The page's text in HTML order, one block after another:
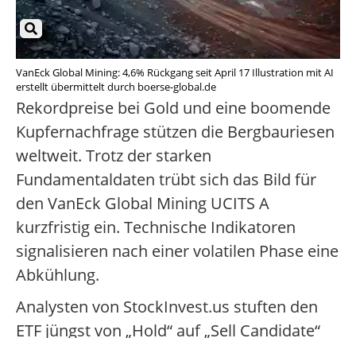
VanEck Global Mining: 4,6% Rückgang seit April 17 Illustration mit AI
erstellt übermittelt durch boerse-global.de
Rekordpreise bei Gold und eine boomende
Kupfernachfrage stützen die Bergbauriesen
weltweit. Trotz der starken
Fundamentaldaten trübt sich das Bild für
den VanEck Global Mining UCITS A
kurzfristig ein. Technische Indikatoren
signalisieren nach einer volatilen Phase eine
Abkühlung.
Analysten von StockInvest.us stuften den
ETF jüngst von „Hold“ auf „Sell Candidate“